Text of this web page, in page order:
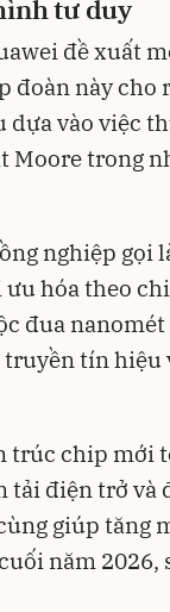
tư duy
đề xuất
đoàn này cho
dựa vào việc
Moore trong
nghiệp gọi
hóa theo
đua
tín hiệu
trúc chip mới
tải điện trở và
giúp tăng
năm 2026,